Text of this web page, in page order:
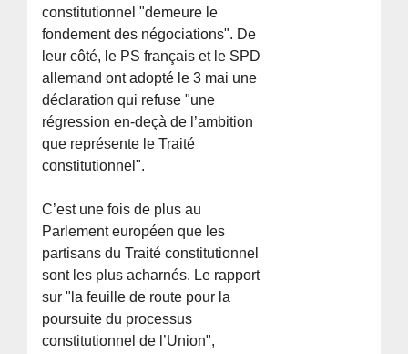
constitutionnel "demeure le
fondement des négociations". De
leur côté, le PS français et le SPD
allemand ont adopté le 3 mai une
déclaration qui refuse "une
régression en-deçà de l’ambition
que représente le Traité
constitutionnel".
C’est une fois de plus au
Parlement européen que les
partisans du Traité constitutionnel
sont les plus acharnés. Le rapport
sur "la feuille de route pour la
poursuite du processus
constitutionnel de l’Union",